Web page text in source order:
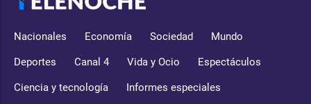
Nacionales Economía Sociedad Mundo
Deportes Canal 4 Vida y Ocio Espectáculos
Ciencia y tecnología Informes especiales